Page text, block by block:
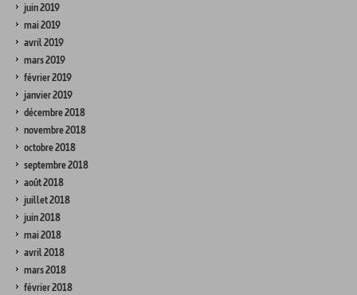
juin 2019
mai 2019
avril 2019
mars 2019
février 2019
janvier 2019
décembre 2018
novembre 2018
octobre 2018
septembre 2018
août 2018
juillet 2018
juin 2018
mai 2018
avril 2018
mars 2018
février 2018